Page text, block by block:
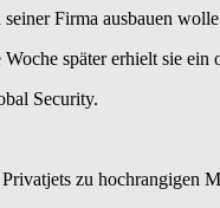
Firma ausbauen
später erhielt sie ein
Security.
zu hochrangigen